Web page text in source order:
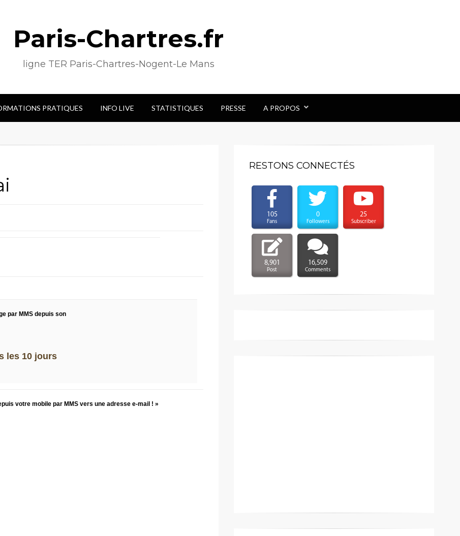
Paris-Chartres.fr
ligne TER Paris-Chartres-Nogent-Le Mans
PRATIQUES INFO LIVE STATISTIQUES PRESSE A PROPOS
par MMS depuis son
les 10 jours
votre mobile par MMS vers une adresse e-mail ! »
RESTONS CONNECTÉS
105
Fans
0
Followers
25
Subscriber
8,901
Post
16,509
Comments